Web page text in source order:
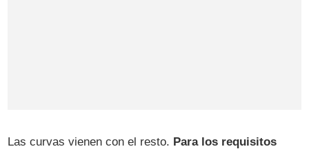
Las curvas vienen con el resto. Para los requisitos